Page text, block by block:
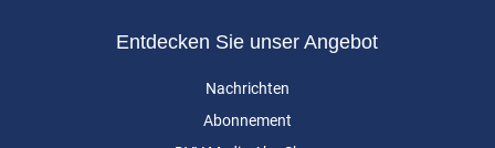
Entdecken Sie unser Angebot
Nachrichten
Abonnement